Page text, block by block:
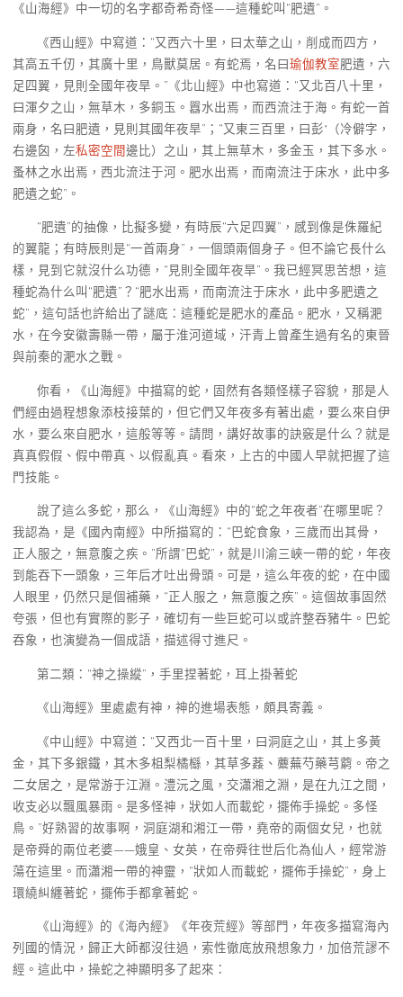
《山海經》中一切的名字都奇希奇怪——這種蛇叫“肥遺”。
《西山經》中寫道：“又西六十里，曰太華之山，削成而四方，
其高五千仞，其廣十里，鳥獸莫居。有蛇焉，名曰瑜伽教室肥遺，六
足四翼，見則全國年夜旱。”《北山經》中也寫道：“又北百八十里，
曰渾夕之山，無草木，多銅玉。囂水出焉，而西流注于海。有蛇一首
兩身，名曰肥遺，見則其國年夜旱”；“又東三百里，曰彭*（冷僻字，
右邊囟，左私密空間邊比）之山，其上無草木，多金玉，其下多水。
蚤林之水出焉，西北流注于河。肥水出焉，而南流注于床水，此中多
肥遺之蛇”。
“肥遺”的抽像，比擬多變，有時辰“六足四翼”，感到像是侏羅紀
的翼龍；有時辰則是“一首兩身”，一個頭兩個身子。但不論它長什么
樣，見到它就沒什么功德，“見則全國年夜旱”。我已經冥思苦想，這
種蛇為什么叫“肥遺”？“肥水出焉，而南流注于床水，此中多肥遺之
蛇”，這句話也許給出了謎底：這種蛇是肥水的產品。肥水，又稱淝
水，在今安徽壽縣一帶，屬于淮河道域，汗青上曾產生過有名的東晉
與前秦的淝水之戰。
你看，《山海經》中描寫的蛇，固然有各類怪樣子容貌，那是人
們經由過程想象添枝接葉的，但它們又年夜多有著出處，要么來自伊
水，要么來自肥水，這般等等。請問，講好故事的訣竅是什么？就是
真真假假、假中帶真、以假亂真。看來，上古的中國人早就把握了這
門技能。
說了這么多蛇，那么，《山海經》中的“蛇之年夜者”在哪里呢？
我認為，是《國內南經》中所描寫的：“巴蛇食象，三歲而出其骨，
正人服之，無意腹之疾。”所謂“巴蛇”，就是川渝三峽一帶的蛇，年夜
到能吞下一頭象，三年后才吐出骨頭。可是，這么年夜的蛇，在中國
人眼里，仍然只是個補藥，“正人服之，無意腹之疾”。這個故事固然
夸張，但也有實際的影子，確切有一些巨蛇可以或許整吞豬牛。巴蛇
吞象，也演變為一個成語，描述得寸進尺。
第二類：“神之操縱”，手里捏著蛇，耳上掛著蛇
《山海經》里處處有神，神的進場表態，頗具寄義。
《中山經》中寫道：“又西北一百十里，曰洞庭之山，其上多黃
金，其下多銀鐵，其木多柤梨橘櫾，其草多葌、蘪蕪芍藥芎藭。帝之
二女居之，是常游于江淵。澧沅之風，交瀟湘之淵，是在九江之間，
收支必以飄風暴雨。是多怪神，狀如人而載蛇，擺佈手操蛇。多怪
鳥。”好熟習的故事啊，洞庭湖和湘江一帶，堯帝的兩個女兒，也就
是帝舜的兩位老婆——娥皇、女英，在帝舜往世后化為仙人，經常游
蕩在這里。而瀟湘一帶的神靈，“狀如人而載蛇，擺佈手操蛇”，身上
環繞糾纏著蛇，擺佈手都拿著蛇。
《山海經》的《海內經》《年夜荒經》等部門，年夜多描寫海內
列國的情況，歸正大師都沒往過，索性徹底放飛想象力，加倍荒謬不
經。這此中，操蛇之神顯明多了起來：